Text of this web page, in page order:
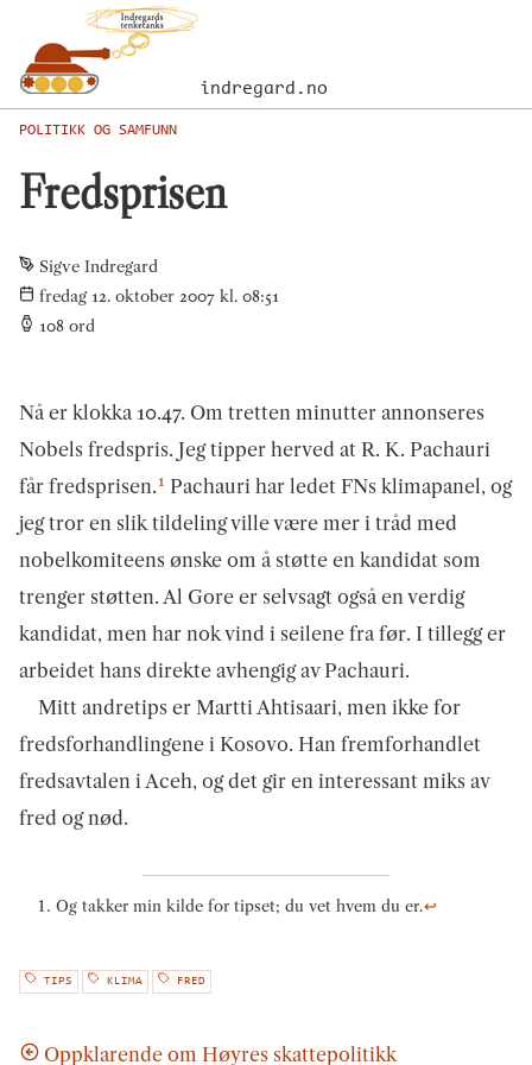
indregard.no
POLITIKK OG SAMFUNN
Fredsprisen
Sigve Indregard
fredag 12. oktober 2007 kl. 08:51
108 ord
Nå er klokka 10.47. Om tretten minutter annonseres
Nobels fredspris. Jeg tipper herved at R. K. Pachauri
får fredsprisen.1 Pachauri har ledet FNs klimapanel, og
jeg tror en slik tildeling ville være mer i tråd med
nobelkomiteens ønske om å støtte en kandidat som
trenger støtten. Al Gore er selvsagt også en verdig
kandidat, men har nok vind i seilene fra før. I tillegg er
arbeidet hans direkte avhengig av Pachauri.
Mitt andretips er Martti Ahtisaari, men ikke for
fredsforhandlingene i Kosovo. Han fremforhandlet
fredsavtalen i Aceh, og det gir en interessant miks av
fred og nød.
Og takker min kilde for tipset; du vet hvem du er.↩
TIPS KLIMA FRED
Oppklarende om Høyres skattepolitikk